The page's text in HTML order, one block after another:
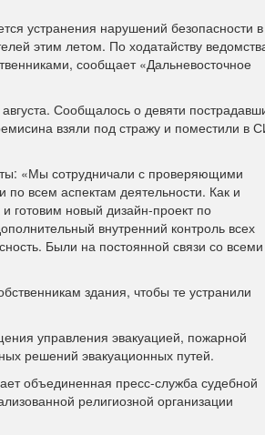
устранения нарушений безопасности в
этим летом. По ходатайству
сообщает «Дальневосточное
Сообщалось о девяти
взяли под стражу и поместили в
«Мы сотрудничали с проверяющими
всем аспектам деятельности. Как и
готовим новый дизайн-проект по
внутренний контроль всех
Были на постоянной связи со всеми
здания, чтобы те устранили
управления эвакуацией, пожарной
решений эвакуационных путей.
объединенная пресс-служба судебной
религиозной организации